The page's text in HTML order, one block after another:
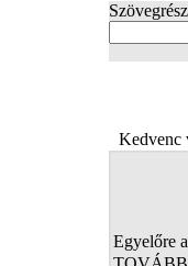
Kedvenc
Egyelőre